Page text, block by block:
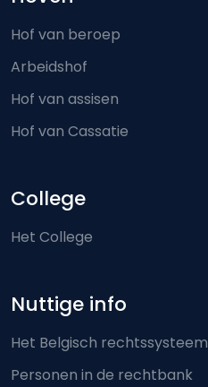
Hof van beroep
Arbeidshof
Hof van assisen
Hof van Cassatie
College
Het College
Nuttige info
Het Belgisch rechtssysteem
Personen in de rechtbank